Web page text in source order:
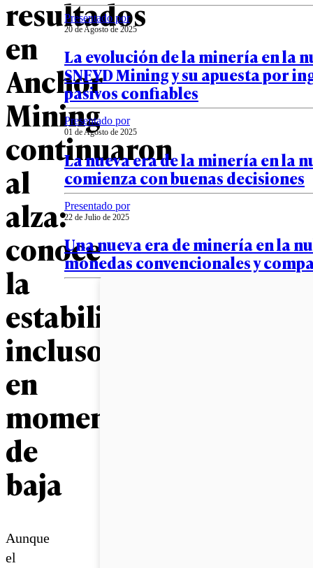
resultados
en
Anchor
Mining
continuaron
al
alza:
conoce
la
estabilidad
incluso
en
momentos
de
baja
Aunque
el
Presentado por
20 de Agosto de 2025
La evolución de la minería en la
SNEYD Mining y su apuesta por
pasivos confiables
Presentado por
01 de Agosto de 2025
La nueva era de la minería en la
comienza con buenas decisiones
Presentado por
22 de Julio de 2025
Una nueva era de minería en la
monedas convencionales y